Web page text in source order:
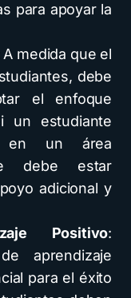
para apoyar la
A medida que el
debe
el enfoque
un estudiante
en un área
debe estar
adicional y
Positivo:
aprendizaje
para el éxito